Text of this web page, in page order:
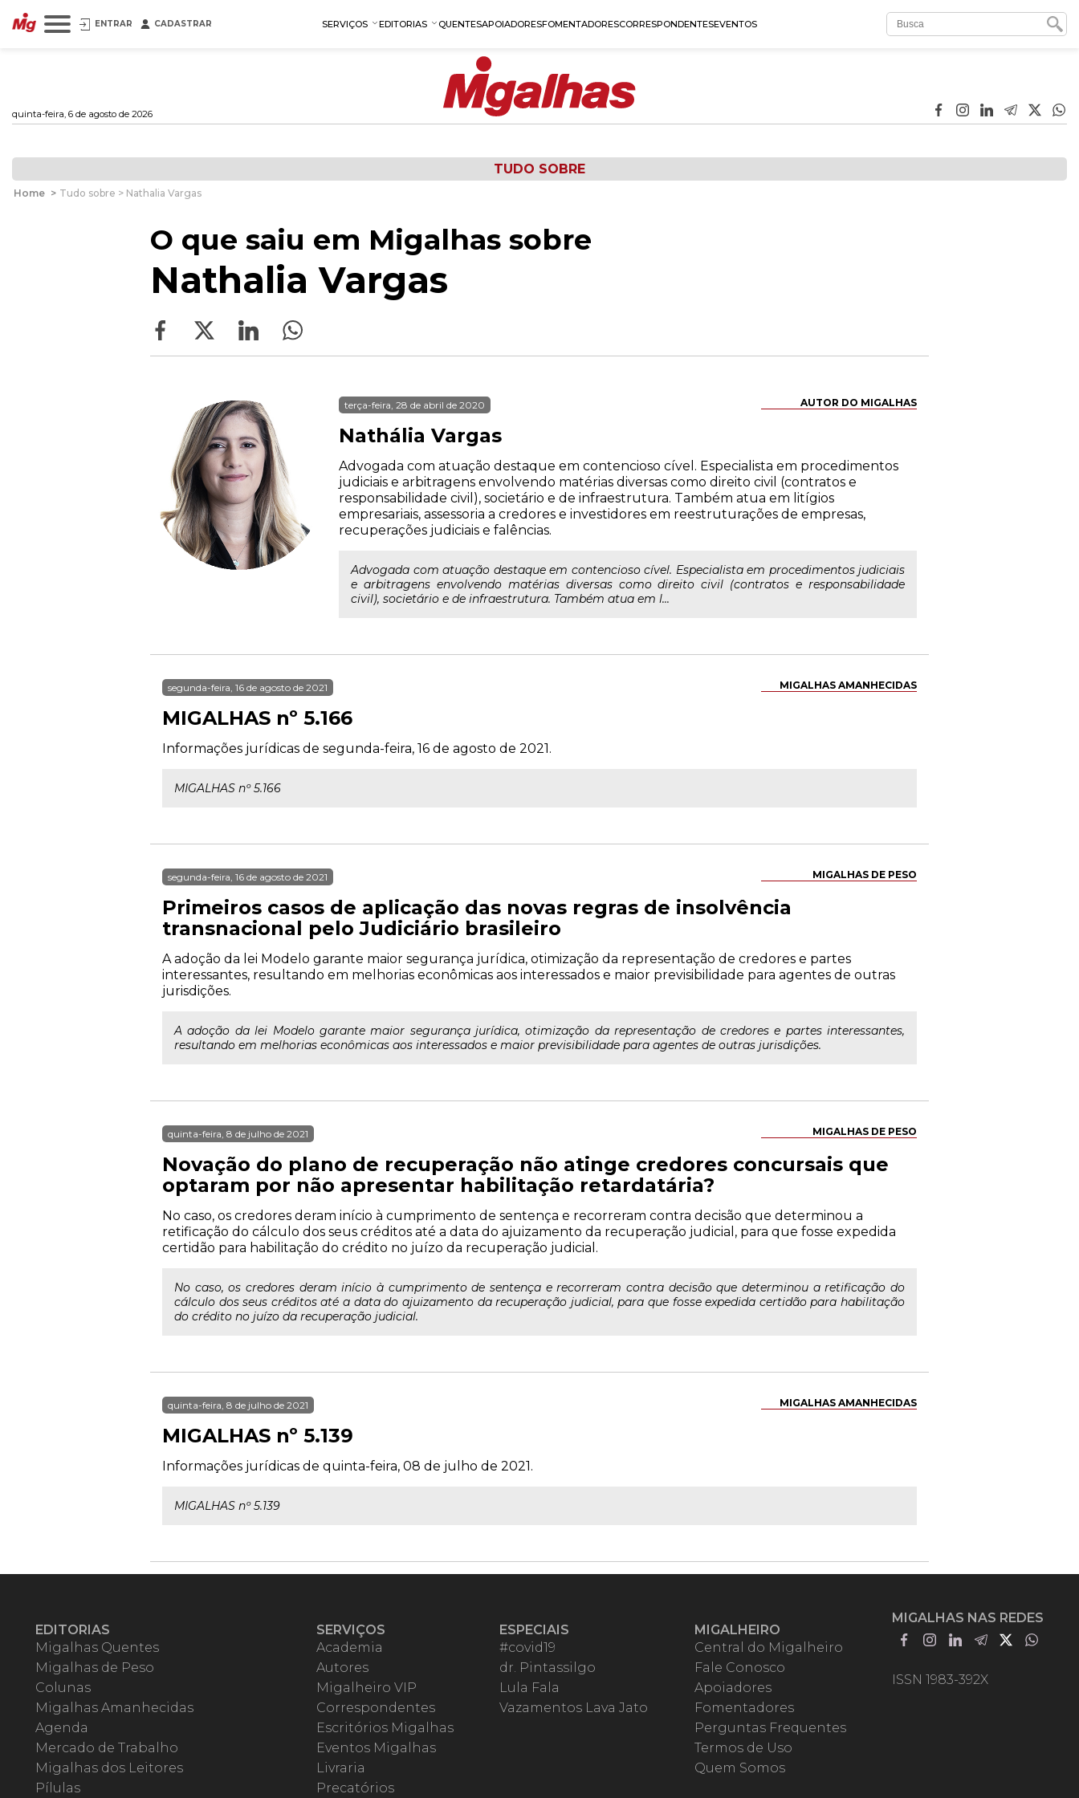
ENTRAR CADASTRAR SERVIÇOS EDITORIAS QUENTESAPOIADORESFOMENTADORESCORRESPONDENTESEVENTOS
quinta-feira, 6 de agosto de 2026
TUDO SOBRE
Home > Tudo sobre > Nathalia Vargas
O que saiu em Migalhas sobre
Nathalia Vargas
AUTOR DO MIGALHAS
terça-feira, 28 de abril de 2020
Nathália Vargas
Advogada com atuação destaque em contencioso cível. Especialista em procedimentos
judiciais e arbitragens envolvendo matérias diversas como direito civil (contratos e
responsabilidade civil), societário e de infraestrutura. Também atua em litígios
empresariais, assessoria a credores e investidores em reestruturações de empresas,
recuperações judiciais e falências.
Advogada com atuação destaque em contencioso cível. Especialista em procedimentos judiciais
e arbitragens envolvendo matérias diversas como direito civil (contratos e responsabilidade
civil), societário e de infraestrutura. Também atua em l...
MIGALHAS AMANHECIDAS
segunda-feira, 16 de agosto de 2021
MIGALHAS nº 5.166
Informações jurídicas de segunda-feira, 16 de agosto de 2021.
MIGALHAS nº 5.166
MIGALHAS DE PESO
segunda-feira, 16 de agosto de 2021
Primeiros casos de aplicação das novas regras de insolvência
transnacional pelo Judiciário brasileiro
A adoção da lei Modelo garante maior segurança jurídica, otimização da representação de credores e partes
interessantes, resultando em melhorias econômicas aos interessados e maior previsibilidade para agentes de outras
jurisdições.
A adoção da lei Modelo garante maior segurança jurídica, otimização da representação de credores e partes interessantes,
resultando em melhorias econômicas aos interessados e maior previsibilidade para agentes de outras jurisdições.
MIGALHAS DE PESO
quinta-feira, 8 de julho de 2021
Novação do plano de recuperação não atinge credores concursais que
optaram por não apresentar habilitação retardatária?
No caso, os credores deram início à cumprimento de sentença e recorreram contra decisão que determinou a
retificação do cálculo dos seus créditos até a data do ajuizamento da recuperação judicial, para que fosse expedida
certidão para habilitação do crédito no juízo da recuperação judicial.
No caso, os credores deram início à cumprimento de sentença e recorreram contra decisão que determinou a retificação do
cálculo dos seus créditos até a data do ajuizamento da recuperação judicial, para que fosse expedida certidão para habilitação
do crédito no juízo da recuperação judicial.
MIGALHAS AMANHECIDAS
quinta-feira, 8 de julho de 2021
MIGALHAS nº 5.139
Informações jurídicas de quinta-feira, 08 de julho de 2021.
MIGALHAS nº 5.139
EDITORIAS
Migalhas Quentes
Migalhas de Peso
Colunas
Migalhas Amanhecidas
Agenda
Mercado de Trabalho
Migalhas dos Leitores
Pílulas
SERVIÇOS
Academia
Autores
Migalheiro VIP
Correspondentes
Escritórios Migalhas
Eventos Migalhas
Livraria
Precatórios
ESPECIAIS
#covid19
dr. Pintassilgo
Lula Fala
Vazamentos Lava Jato
MIGALHEIRO
Central do Migalheiro
Fale Conosco
Apoiadores
Fomentadores
Perguntas Frequentes
Termos de Uso
Quem Somos
MIGALHAS NAS REDES
ISSN 1983-392X